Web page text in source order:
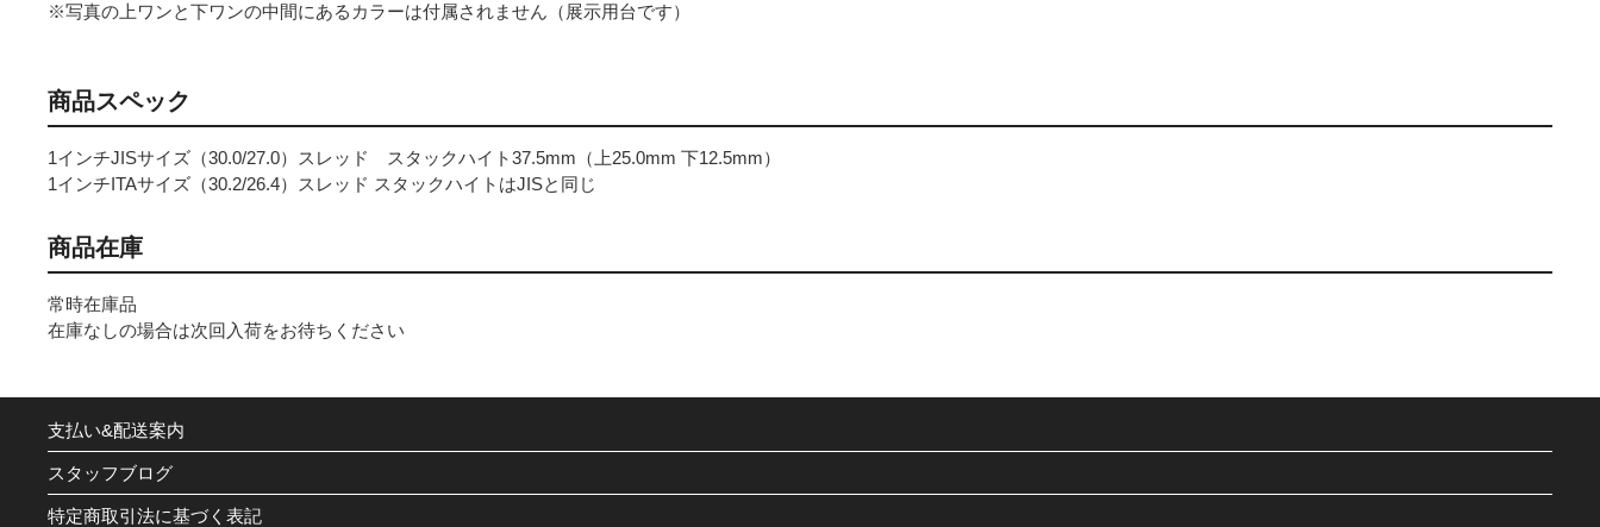
※写真の上ワンと下ワンの中間にあるカラーは付属されません（展示用台です）
商品スペック
1インチJISサイズ（30.0/27.0）スレッド スタックハイト37.5mm（上25.0mm 下12.5mm）
1インチITAサイズ（30.2/26.4）スレッド スタックハイトはJISと同じ
商品在庫
常時在庫品
在庫なしの場合は次回入荷をお待ちください
支払い&配送案内
スタッフブログ
特定商取引法に基づく表記